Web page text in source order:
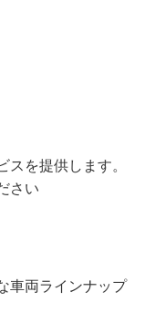
を提供します。
さい
車両ラインナップ